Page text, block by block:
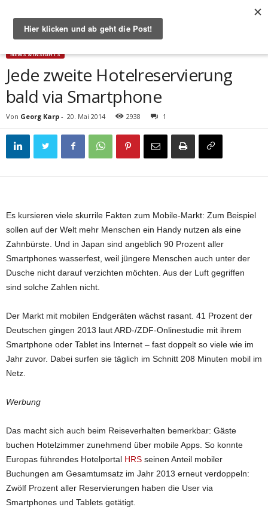
Start News & Insights Jede zweite Hotelreservierung bald via Smartphone
NEWS & INSIGHTS
Jede zweite Hotelreservierung
bald via Smartphone
Von Georg Karp - 20. Mai 2014 2938 1
Es kursieren viele skurrile Fakten zum Mobile-Markt: Zum Beispiel
sollen auf der Welt mehr Menschen ein Handy nutzen als eine
Zahnbürste. Und in Japan sind angeblich 90 Prozent aller
Smartphones wasserfest, weil jüngere Menschen auch unter der
Dusche nicht darauf verzichten möchten. Aus der Luft gegriffen
sind solche Zahlen nicht.
Der Markt mit mobilen Endgeräten wächst rasant. 41 Prozent der
Deutschen gingen 2013 laut ARD-/ZDF-Onlinestudie mit ihrem
Smartphone oder Tablet ins Internet – fast doppelt so viele wie im
Jahr zuvor. Dabei surfen sie täglich im Schnitt 208 Minuten mobil im
Netz.
Werbung
Das macht sich auch beim Reiseverhalten bemerkbar: Gäste
buchen Hotelzimmer zunehmend über mobile Apps. So konnte
Europas führendes Hotelportal HRS seinen Anteil mobiler
Buchungen am Gesamtumsatz im Jahr 2013 erneut verdoppeln:
Zwölf Prozent aller Reservierungen haben die User via
Smartphones und Tablets getätigt.